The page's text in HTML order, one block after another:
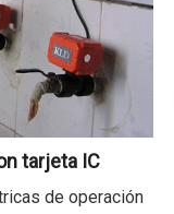
tarjeta IC
de operación